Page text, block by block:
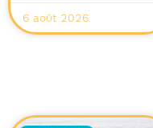
6 août 2026